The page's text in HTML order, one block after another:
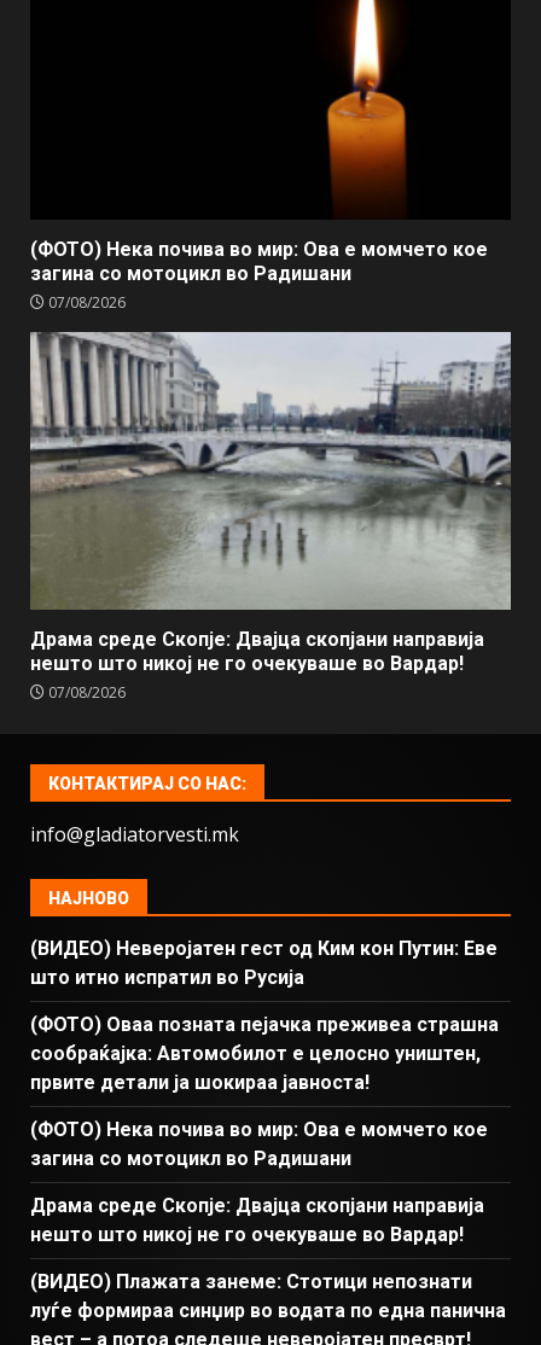
(ФОТО) Нека почива во мир: Ова е момчето кое
загина со мотоцикл во Радишани
07/08/2026
Драма среде Скопје: Двајца скопјани направија
нешто што никој не го очекуваше во Вардар!
07/08/2026
КОНТАКТИРАЈ СО НАС:
info@gladiatorvesti.mk
НАЈНОВО
(ВИДЕО) Неверојатен гест од Ким кон Путин: Еве
што итно испратил во Русија
(ФОТО) Оваа позната пејачка преживеа страшна
сообраќајка: Автомобилот е целосно уништен,
првите детали ја шокираа јавноста!
(ФОТО) Нека почива во мир: Ова е момчето кое
загина со мотоцикл во Радишани
Драма среде Скопје: Двајца скопјани направија
нешто што никој не го очекуваше во Вардар!
(ВИДЕО) Плажата занеме: Стотици непознати
луѓе формираа синџир во водата по една панична
вест – а потоа следеше неверојатен пресврт!